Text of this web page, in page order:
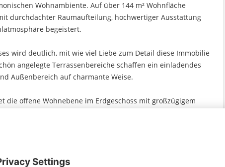
Wohnambiente. Auf über 144 m² Wohnfläche
durchdachter Raumaufteilung, hochwertiger Ausstattung
begeistert.
wird deutlich, mit wie viel Liebe zum Detail diese Immobilie
angelegte Terrassenbereiche schaffen ein einladendes
Außenbereich auf charmante Weise.
die offene Wohnebene im Erdgeschoss mit großzügigem
Küche – perfekt für gemeinsames Leben, Genießen
und die stilvolle Einbauküche wurden 2015
ein zeitlos elegantes Ambiente.
vielseitig nutzbare Räume sowie eines der beiden